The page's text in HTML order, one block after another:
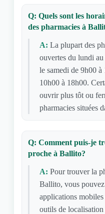
Q: Quels sont les
des pharmacies à
A: La plupart des
ouvertes du lundi
le samedi de 9h00
10h00 à 18h00.
ouvrir plus tôt ou
pharmacies situées
Q: Comment puis-je
proche à Ballito?
A: Pour trouver la
Ballito, vous
applications mobiles
outils de